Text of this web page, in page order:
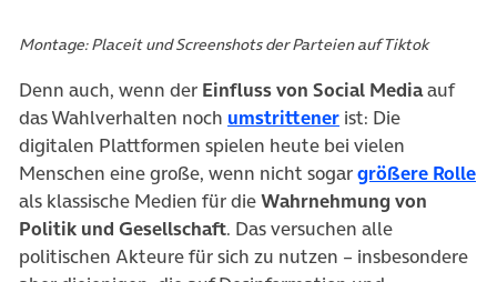
Montage: Placeit und Screenshots der Parteien auf Tiktok
Denn auch, wenn der Einfluss von Social Mediaauf
das Wahlverhalten noch umstrittener(öffnet in neuem
ist: Die
digitalen Plattformen spielen heute bei vielen
Menschen eine große, wenn nicht sogargrößere Rolle
als klassische Medien für dieWahrnehmung von
Politik und Gesellschaft. Das versuchen alle
politischen Akteure für sich zu nutzen – insbesondere